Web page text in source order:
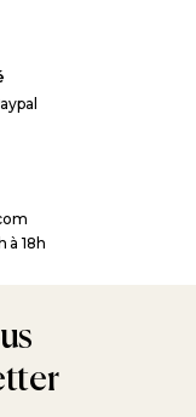
à 18h